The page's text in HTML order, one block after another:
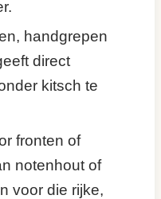
handgrepen
direct
kitsch te
fronten of
notenhout of
voor die rijke,